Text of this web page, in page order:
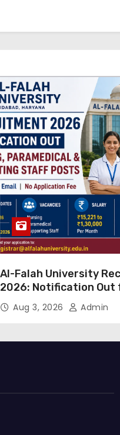
Al-Falah University
2026: Notification Out
Nursing, Paramedical &
Supporting Staff Posts,
Aug 3, 2026 Admin